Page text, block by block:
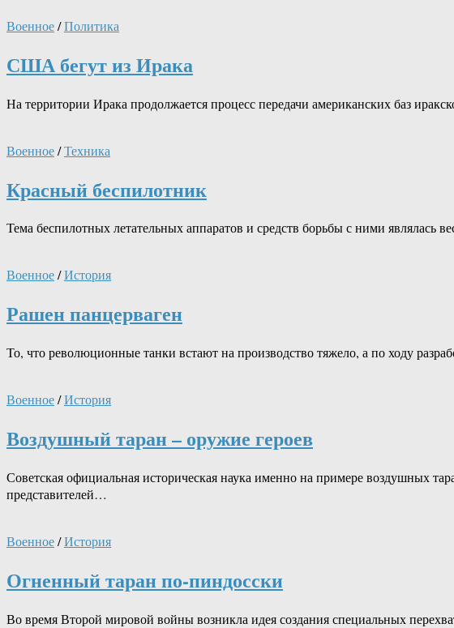
Военное/Политика
США бегут из Ирака
На территории Ирака продолжается процесс передачи американских баз
Военное/Техника
Красный беспилотник
Тема беспилотных летательных аппаратов и средств борьбы с ними
Военное/История
Рашен панцерваген
То, что революционные танки встают на производство тяжело, а по ходу
Военное/История
Воздушный таран – оружие героев
Советская официальная историческая наука именно на примере воздушных
представителей…
Военное/История
Огненный таран по-пиндосски
Во время Второй мировой войны возникла идея создания специальных